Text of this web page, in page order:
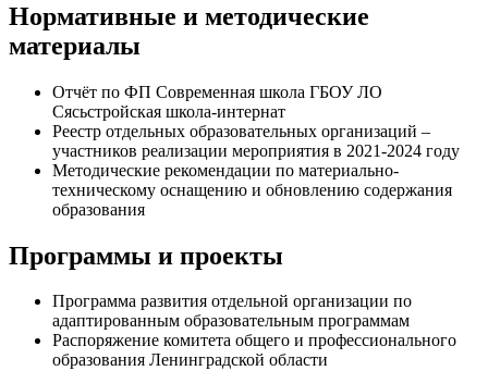
Нормативные и методические
материалы
Отчёт по ФП Современная школа ГБОУ ЛО
Сясьстройская школа-интернат
Реестр отдельных образовательных организаций –
участников реализации мероприятия в 2021-2024 году
Методические рекомендации по материально-
техническому оснащению и обновлению содержания
образования
Программы и проекты
Программа развития отдельной организации по
адаптированным образовательным программам
Распоряжение комитета общего и профессионального
образования Ленинградской области